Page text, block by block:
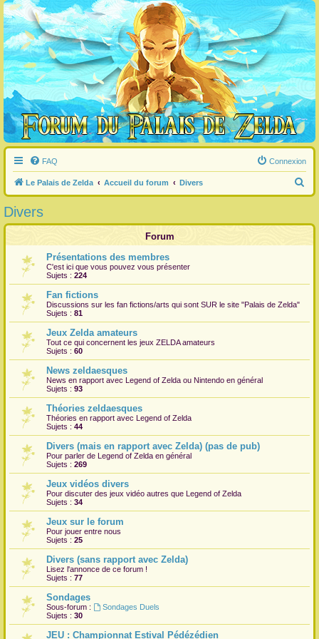
FAQ Connexion
Le Palais de Zelda Accueil du forum Divers
e
c
Divers
Forum
Présentations des membres
C'est ici que vous pouvez vous présenter
Sujets : 224
Fan fictions
Discussions sur les fan fictions/arts qui sont SUR le site "Palais de Zelda"
Sujets : 81
Jeux Zelda amateurs
Tout ce qui concernent les jeux ZELDA amateurs
Sujets : 60
News zeldaesques
News en rapport avec Legend of Zelda ou Nintendo en général
Sujets : 93
Théories zeldaesques
Théories en rapport avec Legend of Zelda
Sujets : 44
Divers (mais en rapport avec Zelda) (pas de pub)
Pour parler de Legend of Zelda en général
Sujets : 269
Jeux vidéos divers
Pour discuter des jeux vidéo autres que Legend of Zelda
Sujets : 34
Jeux sur le forum
Pour jouer entre nous
Sujets : 25
Divers (sans rapport avec Zelda)
Lisez l'annonce de ce forum !
Sujets : 77
Sondages
Sous-forum :
Sondages Duels
Sujets : 30
JEU : Championnat Estival Pédézédien